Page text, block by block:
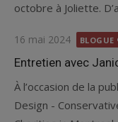
octobre à Joliette.
Posted
on
16 mai 2024 BLOGUE
Entretien avec
À l’occasion de la
Design -